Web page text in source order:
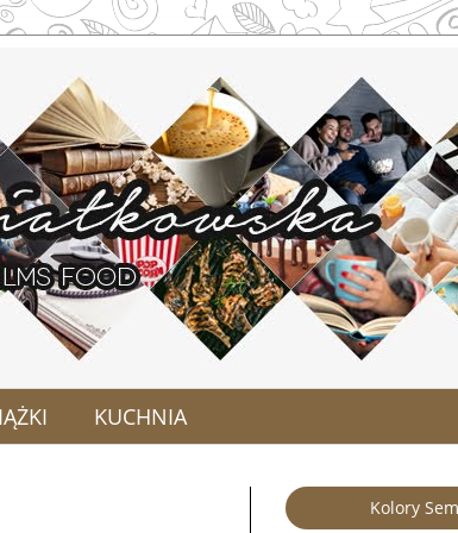
KUCHNIA
Kolory